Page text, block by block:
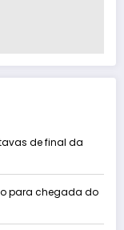
de final da
para chegada do